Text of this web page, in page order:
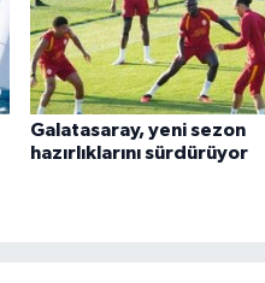
Galatasaray, yeni sezon
hazırlıklarını sürdürüyor